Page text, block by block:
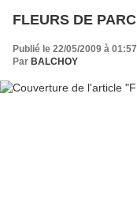
FLEURS DE PARC
Publié le 22/05/2009 à 01:57
Par BALCHOY